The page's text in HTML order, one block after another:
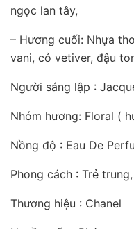
ngọc lan tây,
– Hương cuối: Nhựa
vani, cỏ vetiver, đậu
Người sáng lập :
Nhóm hương: Floral (
Nồng độ : Eau De
Phong cách : Trẻ
Thương hiệu : Chanel